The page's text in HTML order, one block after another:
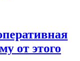
от этого